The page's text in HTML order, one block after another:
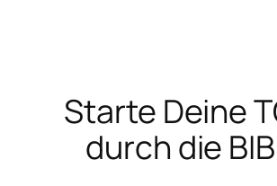
Starte Deine
durch die